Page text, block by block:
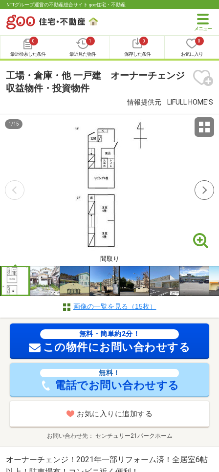
NTTグループ運営の不動産総合サイト goo住宅・不動産
0
最近検索した条件
1
最近見た物件
0
保存した条件
0
お気に入り
工場・倉庫・他 一戸建 オーナーチェンジ
収益物件・投資物件
情報提供元 LIFULL HOME'S
間取り
1 /15
画像の一覧を見る（15枚）
無料・簡単約2分！
この物件にお問い合わせする
無料！
電話でお問い合わせする
お気に入りに追加する
お問い合わせ先 センチュリー21パークホーム
オーナーチェンジ！2021年一部リフォーム済！全居室6帖